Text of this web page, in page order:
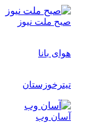
صبح ملت نیوز
هوای بانا
تیترخوزستان
آسان وب